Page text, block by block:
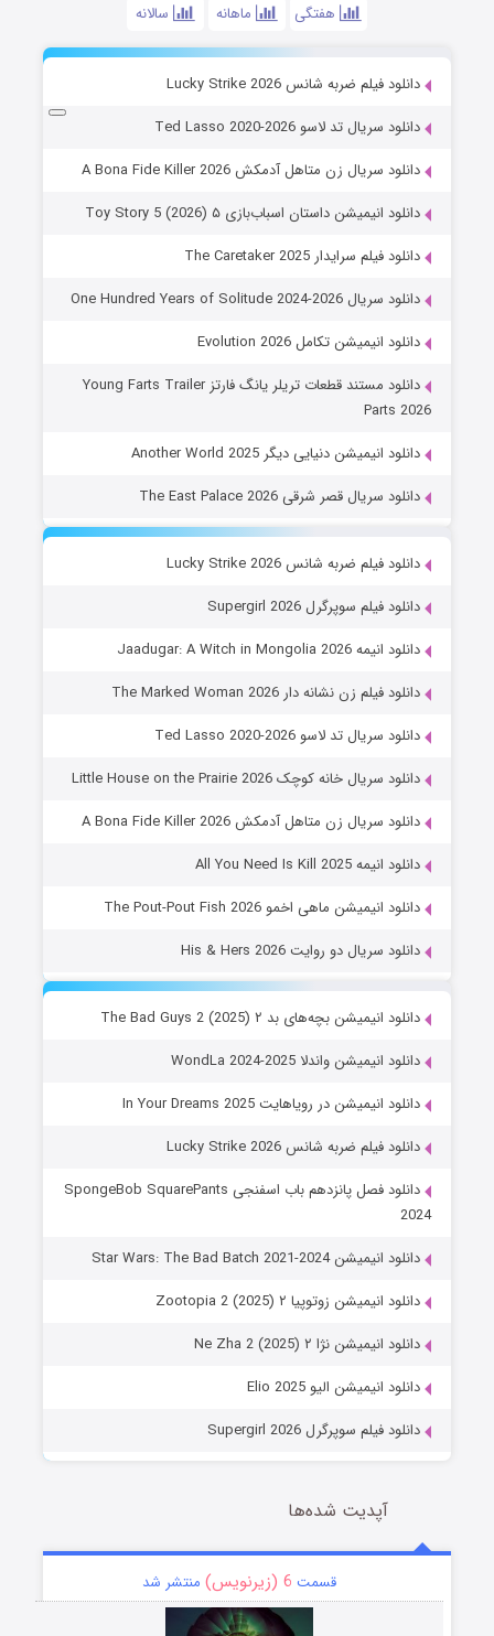
هفتگی ماهانه سالانه
دانلود فیلم ضربه شانس Lucky Strike 2026
دانلود سریال تد لاسو Ted Lasso 2020-2026
دانلود سریال زن متاهل آدمکش A Bona Fide Killer 2026
دانلود انیمیشن داستان اسباب‌بازی ۵ Toy Story 5 (2026)
دانلود فیلم سرایدار The Caretaker 2025
دانلود سریال One Hundred Years of Solitude 2024-2026
دانلود انیمیشن تکامل Evolution 2026
دانلود مستند قطعات تریلر یانگ فارتز Young Farts Trailer
Parts 2026
دانلود انیمیشن دنیایی دیگر Another World 2025
دانلود سریال قصر شرقی The East Palace 2026
دانلود فیلم ضربه شانس Lucky Strike 2026
دانلود فیلم سوپرگرل Supergirl 2026
دانلود انیمه Jaadugar: A Witch in Mongolia 2026
دانلود فیلم زن نشانه دار The Marked Woman 2026
دانلود سریال تد لاسو Ted Lasso 2020-2026
دانلود سریال خانه کوچک Little House on the Prairie 2026
دانلود سریال زن متاهل آدمکش A Bona Fide Killer 2026
دانلود انیمه All You Need Is Kill 2025
دانلود انیمیشن ماهی اخمو The Pout-Pout Fish 2026
دانلود سریال دو روایت His & Hers 2026
دانلود انیمیشن بچه‌های بد ۲ The Bad Guys 2 (2025)
دانلود انیمیشن واندلا WondLa 2024-2025
دانلود انیمیشن در رویاهایت In Your Dreams 2025
دانلود فیلم ضربه شانس Lucky Strike 2026
دانلود فصل پانزدهم باب اسفنجی SpongeBob SquarePants
2024
دانلود انیمیشن Star Wars: The Bad Batch 2021-2024
دانلود انیمیشن زوتوپیا ۲ Zootopia 2 (2025)
دانلود انیمیشن نژا ۲ Ne Zha 2 (2025)
دانلود انیمیشن الیو Elio 2025
دانلود فیلم سوپرگرل Supergirl 2026
آپدیت شده‌ها
قسمت 6 (زیرنویس) منتشر شد